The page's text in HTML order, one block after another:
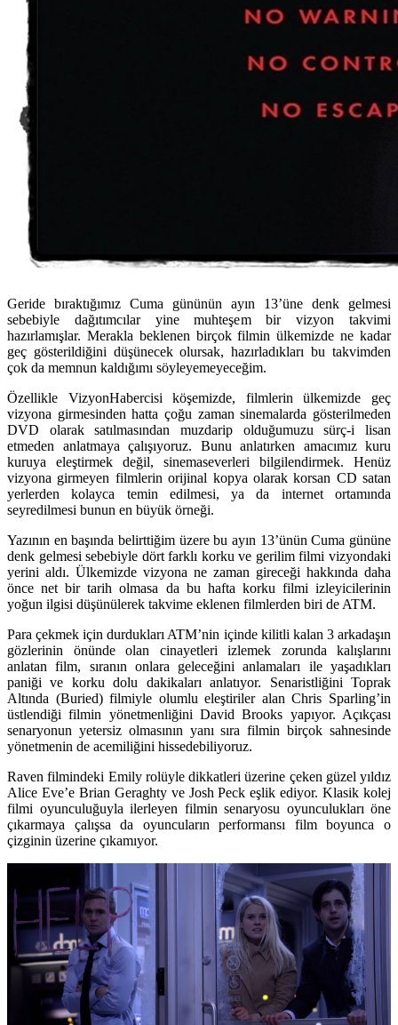
Geride bıraktığımız Cuma gününün ayın 13’üne denk gelmesi
sebebiyle dağıtımcılar yine muhteşem bir vizyon takvimi
hazırlamışlar. Merakla beklenen birçok filmin ülkemizde ne kadar
geç gösterildiğini düşünecek olursak, hazırladıkları bu takvimden
çok da memnun kaldığımı söyleyemeyeceğim.
Özellikle VizyonHabercisi köşemizde, filmlerin ülkemizde geç
vizyona girmesinden hatta çoğu zaman sinemalarda gösterilmeden
DVD olarak satılmasından muzdarip olduğumuzu sürç-i lisan
etmeden anlatmaya çalışıyoruz. Bunu anlatırken amacımız kuru
kuruya eleştirmek değil, sinemaseverleri bilgilendirmek. Henüz
vizyona girmeyen filmlerin orijinal kopya olarak korsan CD satan
yerlerden kolayca temin edilmesi, ya da internet ortamında
seyredilmesi bunun en büyük örneği.
Yazının en başında belirttiğim üzere bu ayın 13’ünün Cuma gününe
denk gelmesi sebebiyle dört farklı korku ve gerilim filmi vizyondaki
yerini aldı. Ülkemizde vizyona ne zaman gireceği hakkında daha
önce net bir tarih olmasa da bu hafta korku filmi izleyicilerinin
yoğun ilgisi düşünülerek takvime eklenen filmlerden biri de ATM.
Para çekmek için durdukları ATM’nin içinde kilitli kalan 3 arkadaşın
gözlerinin önünde olan cinayetleri izlemek zorunda kalışlarını
anlatan film, sıranın onlara geleceğini anlamaları ile yaşadıkları
paniği ve korku dolu dakikaları anlatıyor. Senaristliğini Toprak
Altında (Buried) filmiyle olumlu eleştiriler alan Chris Sparling’in
üstlendiği filmin yönetmenliğini David Brooks yapıyor. Açıkçası
senaryonun yetersiz olmasının yanı sıra filmin birçok sahnesinde
yönetmenin de acemiliğini hissedebiliyoruz.
Raven filmindeki Emily rolüyle dikkatleri üzerine çeken güzel yıldız
Alice Eve’e Brian Geraghty ve Josh Peck eşlik ediyor. Klasik kolej
filmi oyunculuğuyla ilerleyen filmin senaryosu oyunculukları öne
çıkarmaya çalışsa da oyuncuların performansı film boyunca o
çizginin üzerine çıkamıyor.